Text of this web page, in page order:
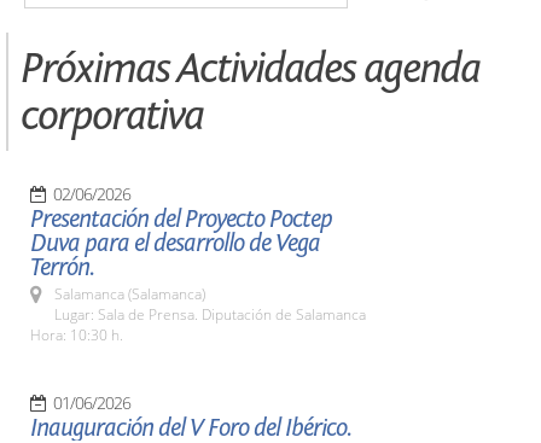
Próximas Actividades agenda
corporativa
02/06/2026
Presentación del Proyecto Poctep
Duva para el desarrollo de Vega
Terrón.
Salamanca (Salamanca)
Lugar: Sala de Prensa. Diputación de Salamanca
Hora: 10:30 h.
01/06/2026
Inauguración del V Foro del Ibérico.